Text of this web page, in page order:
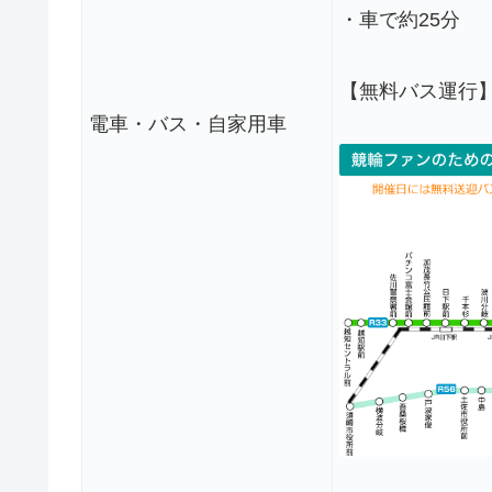
電車・バス・自家用車
・車で約25分
【無料バス運行